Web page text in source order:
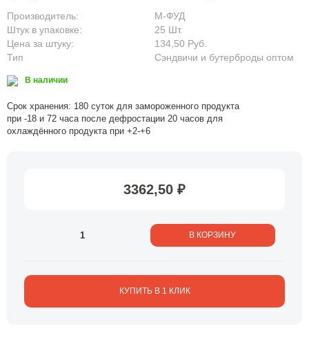
Производитель:
М-ФУД
Штук в упаковке:
25 Шт.
Цена за штуку:
134,50 Руб.
Тип
Сэндвичи и бутерброды оптом
В наличии
Срок хранения: 180 суток для замороженного продукта
при -18 и 72 часа после дефростации 20 часов для
охлаждённого продукта при +2-+6
3362,50 ₽
В КОРЗИНУ
КУПИТЬ В 1 КЛИК